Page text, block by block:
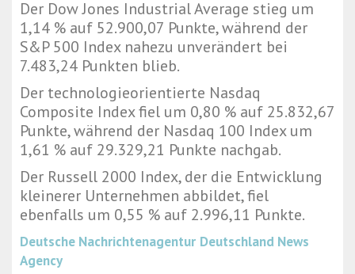
Der Dow Jones Industrial Average stieg um
1,14 % auf 52.900,07 Punkte, während der
S&P 500 Index nahezu unverändert bei
7.483,24 Punkten blieb.
Der technologieorientierte Nasdaq
Composite Index fiel um 0,80 % auf 25.832,67
Punkte, während der Nasdaq 100 Index um
1,61 % auf 29.329,21 Punkte nachgab.
Der Russell 2000 Index, der die Entwicklung
kleinerer Unternehmen abbildet, fiel
ebenfalls um 0,55 % auf 2.996,11 Punkte.
Deutsche Nachrichtenagentur Deutschland News
Agency